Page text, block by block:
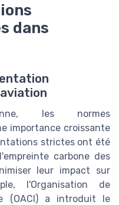
dans
les normes
importance croissante
strictes ont été
carbone des
leur impact sur
l'Organisation de
(OACI) a introduit le